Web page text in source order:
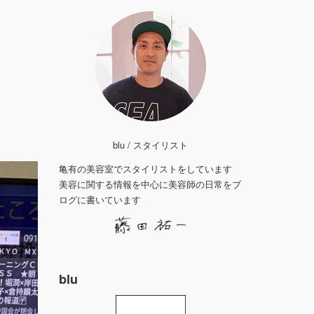
blu / スタイリスト
亀有の美容室でスタイリストをしています
美容に関する情報を中心に美容師の日常をブ
ログに書いています
blu